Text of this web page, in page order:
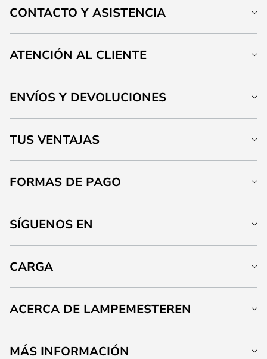
CONTACTO Y ASISTENCIA
ATENCIÓN AL CLIENTE
ENVÍOS Y DEVOLUCIONES
TUS VENTAJAS
FORMAS DE PAGO
SÍGUENOS EN
CARGA
ACERCA DE LAMPEMESTEREN
MÁS INFORMACIÓN